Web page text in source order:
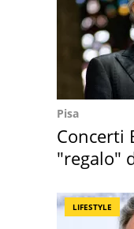
Pisa
Concerti
"regalo"
LIFESTYLE